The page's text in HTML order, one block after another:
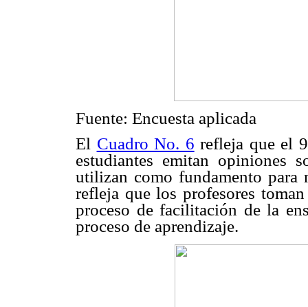
Fuente: Encuesta aplicada
El Cuadro No. 6 refleja que el
estudiantes emitan opiniones
utilizan como fundamento para
refleja que los profesores
proceso de facilitación de la
proceso de aprendizaje.